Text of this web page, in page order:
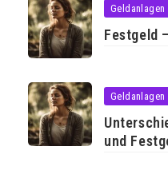
Geldanlagen
Festgeld
Geldanlagen
und